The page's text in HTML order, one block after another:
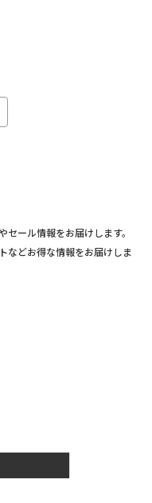
ール情報をお届けします。
などお得な情報をお届けしま